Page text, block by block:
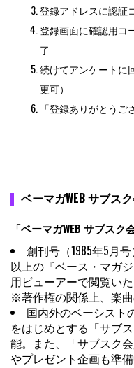
登録アドレスに認証
登録画面に確認用コ
了
続けてアンケートに
更可）
「登録ありがとう
ベーマガWEB サブス
「ベーマガWEB サブスク
創刊号（1985年5月
以上の『ベース・マガ
用ビューアーで閲覧いた
※著作権の関係上、楽
国内外のベーシスト
をはじめとする「サブ
能。また、「サブスク
やプレゼント企画も準備